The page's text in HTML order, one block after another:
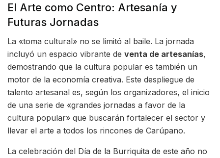
El Arte como Centro: Artesanía y
Futuras Jornadas
La «toma cultural» no se limitó al baile. La jornada
incluyó un espacio vibrante de venta de artesanías,
demostrando que la cultura popular es también un
motor de la economía creativa. Este despliegue de
talento artesanal es, según los organizadores, el inicio
de una serie de «grandes jornadas a favor de la
cultura popular» que buscarán fortalecer el sector y
llevar el arte a todos los rincones de Carúpano.
La celebración del Día de la Burriquita de este año no